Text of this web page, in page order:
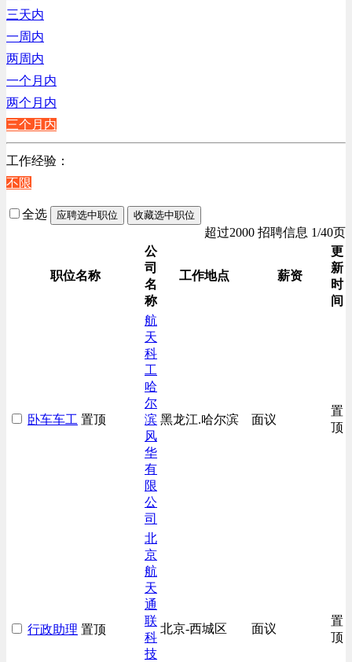
贸易/物流/仓储/采购类
客服及凯发娱乐网址的技术支持类
高级管理类
电子/电器/半导体类
电力电气/能源/自动化
程序/语言开发类
行政/后勤/文秘类
销售类
人力资源类
建筑装潢/市政建设类
通信/移动互联网/手机类
房地产开发/物业管理类
三天内
一周内
两周内
一个月内
两个月内
三个月内
工作经验：
不限
全选 应聘选中职位 收藏选中职位
超过2000 招聘信息 1/40页
职位名称
公
司
名
称
工作地点 薪资
更
新
时
间
卧车车工 置顶
航
天
科
工
哈
尔
滨
风
华
有
限
公
司
黑龙江.哈尔滨 面议
置
顶
行政助理 置顶
北
京
航
天
通
联
科
技
北京-西城区 面议
置
顶